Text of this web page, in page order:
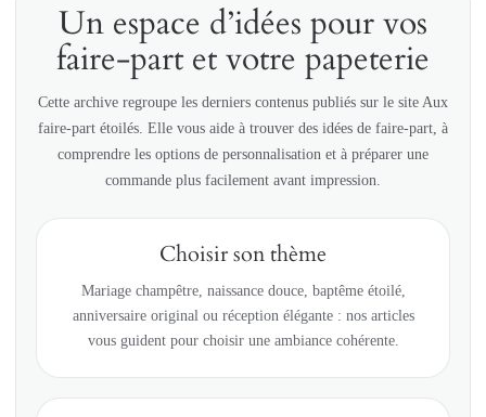
Un espace d’idées pour vos
faire-part et votre papeterie
Cette archive regroupe les derniers contenus publiés sur le site Aux
faire-part étoilés. Elle vous aide à trouver des idées de faire-part, à
comprendre les options de personnalisation et à préparer une
commande plus facilement avant impression.
Choisir son thème
Mariage champêtre, naissance douce, baptême étoilé,
anniversaire original ou réception élégante : nos articles
vous guident pour choisir une ambiance cohérente.